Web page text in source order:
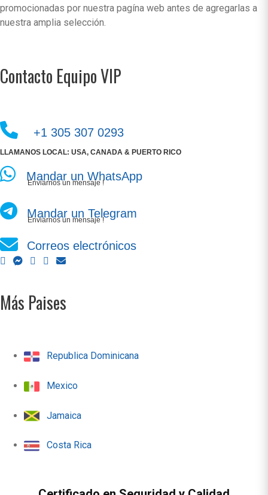
promocionadas por nuestra pagína web antes de agregarlas a
nuestra amplia selección.
Contacto Equipo VIP
+1 305 307 0293
LLAMANOS LOCAL: USA, CANADA & PUERTO RICO
Mandar un WhatsApp
Enviarnos un mensaje !
Mandar un Telegram
Enviarnos un mensaje !
Correos electrónicos
Más Paises
Republica Dominicana
Mexico
Jamaica
Costa Rica